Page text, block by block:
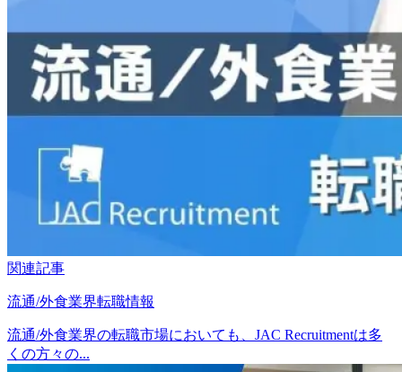
関連記事
流通/外食業界転職情報
流通/外食業界の転職市場においても、JAC Recruitmentは多
くの方々の...